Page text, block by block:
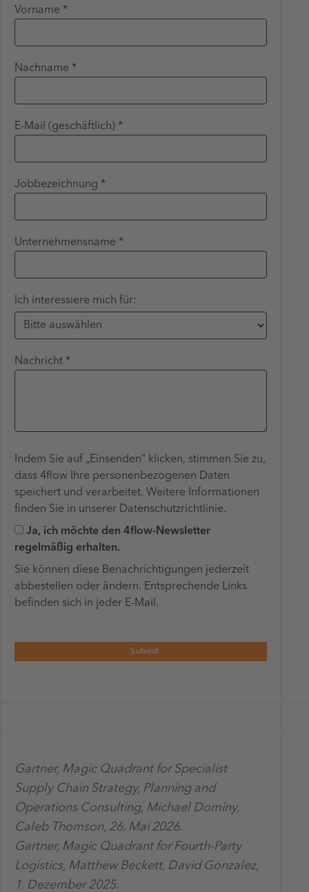
Vorname *
Nachname *
E-Mail (geschäftlich) *
Jobbezeichnung *
Unternehmensname *
Ich interessiere mich für:
Nachricht *
Indem Sie auf „Einsenden“ klicken, stimmen Sie zu,
dass 4flow Ihre personenbezogenen Daten
speichert und verarbeitet. Weitere Informationen
finden Sie in unserer Datenschutzrichtlinie.
Ja, ich möchte den 4flow-Newsletter
regelmäßig erhalten.
Sie können diese Benachrichtigungen jederzeit
abbestellen oder ändern. Entsprechende Links
befinden sich in jeder E-Mail.
Gartner, Magic Quadrant for Specialist
Supply Chain Strategy, Planning and
Operations Consulting, Michael Dominy,
Caleb Thomson, 26. Mai 2026.
Gartner, Magic Quadrant for Fourth-Party
Logistics, Matthew Beckett, David Gonzalez,
1. Dezember 2025.